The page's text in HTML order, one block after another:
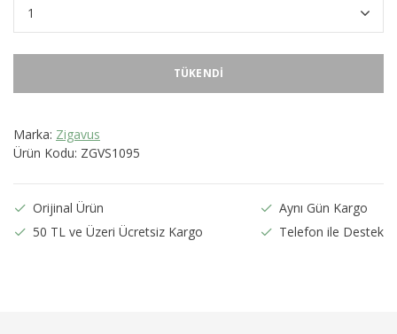
TÜKENDI
Marka: Zigavus
Ürün Kodu: ZGVS1095
Orijinal Ürün
50 TL ve Üzeri Ücretsiz Kargo
Aynı Gün Kargo
Telefon ile Destek